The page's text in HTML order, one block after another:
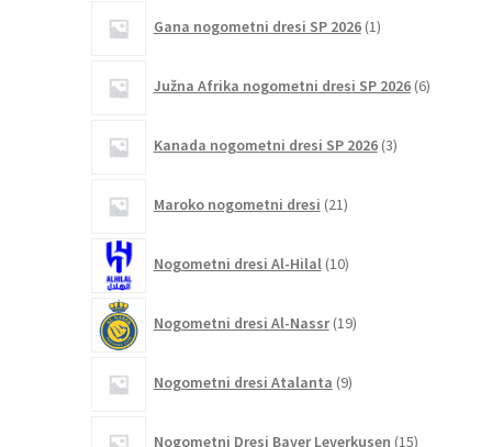
Gana nogometni dresi SP 2026 1izdelek
Južna Afrika nogometni dresi SP 2026 6izdelkov
Kanada nogometni dresi SP 2026 3izdelki
Maroko nogometni dresi 21izdelkov
Nogometni dresi Al-Hilal 10izdelkov
Nogometni dresi Al-Nassr 19izdelkov
Nogometni dresi Atalanta 9izdelkov
Nogometni Dresi Bayer Leverkusen 15